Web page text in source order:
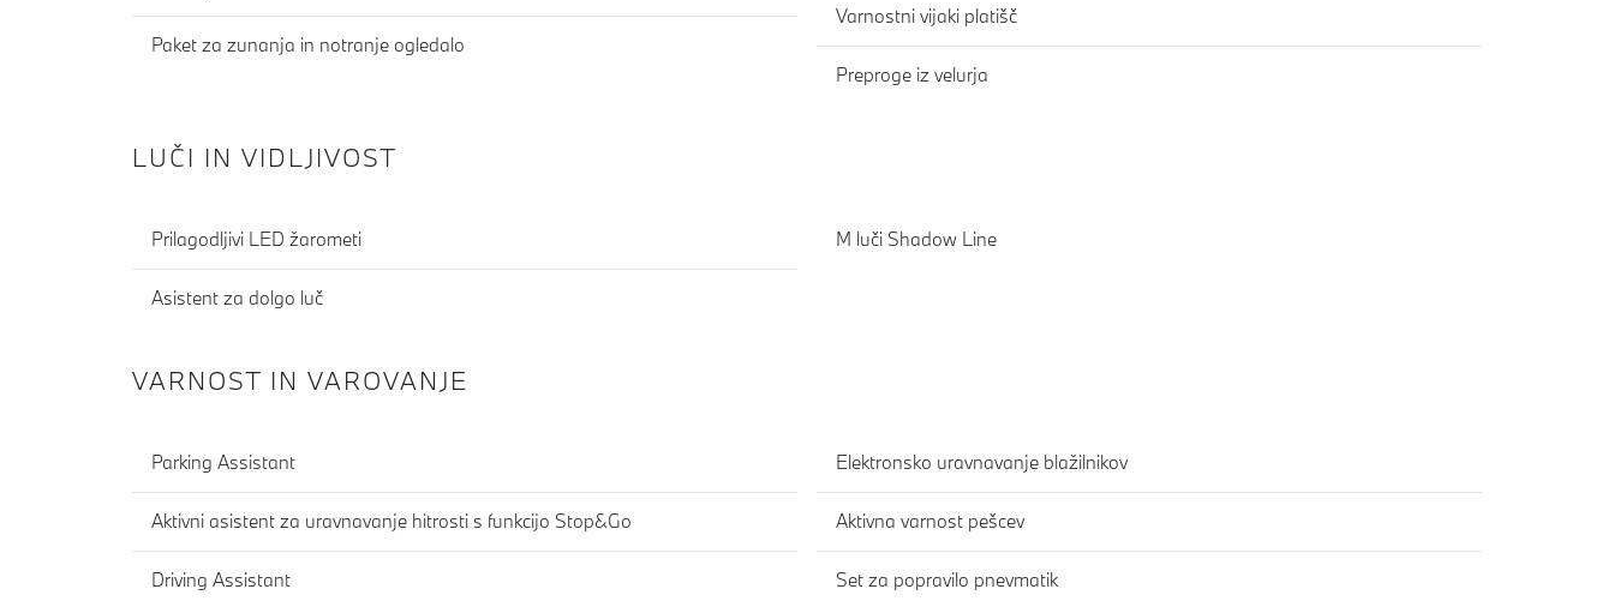
Paket za zunanja in notranje ogledalo
Varnostni vijaki platišč
Preproge iz velurja
LUČI IN VIDLJIVOST
Prilagodljivi LED žarometi
Asistent za dolgo luč
M luči Shadow Line
VARNOST IN VAROVANJE
Parking Assistant
Aktivni asistent za uravnavanje hitrosti s funkcijo Stop&Go
Driving Assistant
Elektronsko uravnavanje blažilnikov
Aktivna varnost pešcev
Set za popravilo pnevmatik